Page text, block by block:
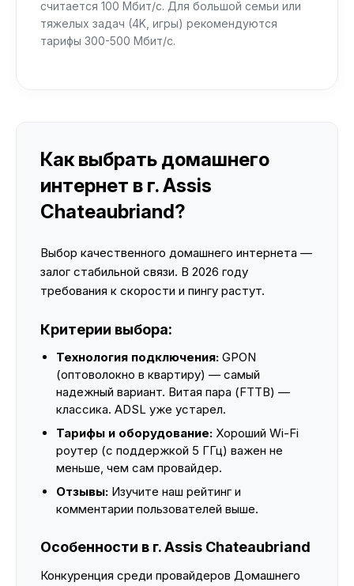
считается 100 Мбит/с. Для большой семьи или
тяжелых задач (4K, игры) рекомендуются
тарифы 300-500 Мбит/с.
Как выбрать домашнего
интернет в г. Assis
Chateaubriand?
Выбор качественного домашнего интернета —
залог стабильной связи. В 2026 году
требования к скорости и пингу растут.
Критерии выбора:
Технология подключения: GPON
(оптоволокно в квартиру) — самый
надежный вариант. Витая пара (FTTB) —
классика. ADSL уже устарел.
Тарифы и оборудование: Хороший Wi-Fi
роутер (с поддержкой 5 ГГц) важен не
меньше, чем сам провайдер.
Отзывы: Изучите наш рейтинг и
комментарии пользователей выше.
Особенности в г. Assis Chateaubriand
Конкуренция среди провайдеров Домашнего